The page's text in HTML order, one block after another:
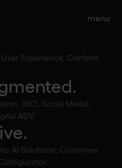
menu
Experience, Content
SEO, Social Media,
ADV.
AI Solutions, Customer
degli azionisti